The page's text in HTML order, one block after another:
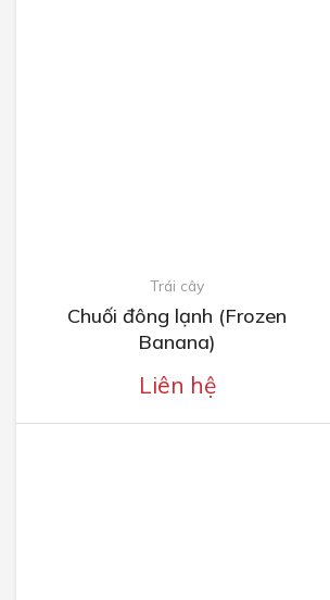
Trái cây
Chuối đông lạnh (Frozen
Banana)
Liên hệ